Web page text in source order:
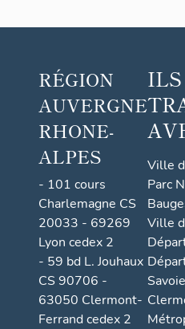
RÉGION
AUVERGNE
RHONE-
ALPES
- 101 cours
Charlemagne CS
20033 - 69269
Lyon cedex 2
- 59 bd L. Jouhaux
CS 90706 -
63050 Clermont-
Ferrand cedex 2
ILS
Ville
Parc
Ville
Savoie